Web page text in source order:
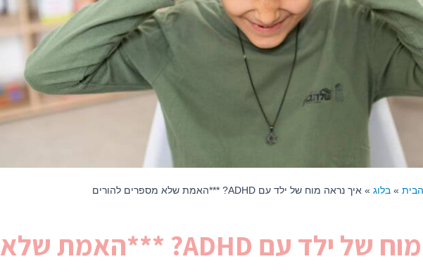
» בלוג » איך נראה מוח של ילד עם ADHD? ***האמת שלא מספרים להורים
איך נראה מוח של ילד עם ADHD? ***האמת שלא